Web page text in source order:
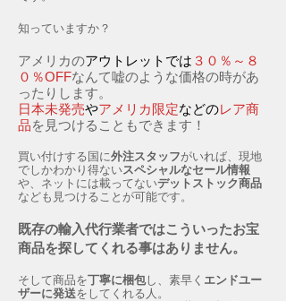
知っていますか？
アメリカのアウトレットでは ３０％～８
０％OFFなんて嘘のような価格の時があ
ったりします。
日本未発売やアメリカ限定などのレア商
品を見つけることもできます！
買い付けする国に外注スタッフがいれば、現地
でしかわかり得ないスペシャルなセール情報
や、ネットには載ってないデットストック商品
なども見つけることが可能です。
既存の輸入代行業者ではこういったお宝
商品を探してくれる事はありません。
そして商品を丁寧に梱包し、素早く エンドユー
ザーに発送をしてくれる人。